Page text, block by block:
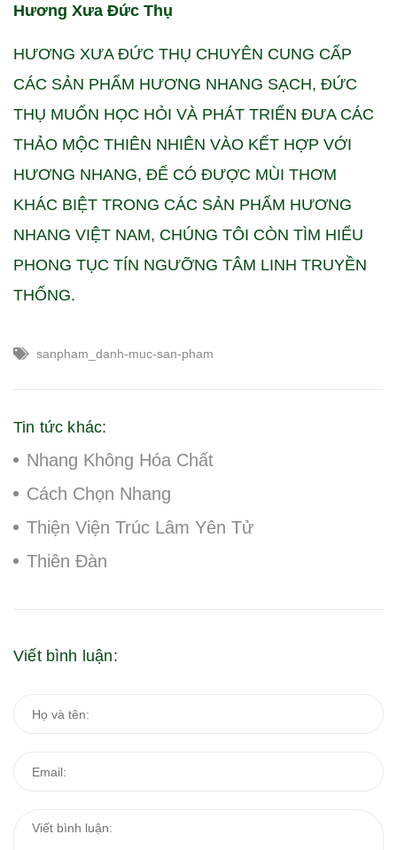
Hương Xưa Đức Thụ
HƯƠNG XƯA ĐỨC THỤ CHUYÊN CUNG CẤP
CÁC SẢN PHẨM HƯƠNG NHANG SẠCH, ĐỨC
THỤ MUỐN HỌC HỎI VÀ PHÁT TRIỂN ĐƯA CÁC
THẢO MỘC THIÊN NHIÊN VÀO KẾT HỢP VỚI
HƯƠNG NHANG, ĐỂ CÓ ĐƯỢC MÙI THƠM
KHÁC BIỆT TRONG CÁC SẢN PHẨM HƯƠNG
NHANG VIỆT NAM, CHÚNG TÔI CÒN TÌM HIỂU
PHONG TỤC TÍN NGƯỠNG TÂM LINH TRUYỀN
THỐNG.
sanpham_danh-muc-san-pham
Tin tức khác:
Nhang Không Hóa Chất
Cách Chọn Nhang
Thiện Viện Trúc Lâm Yên Tử
Thiên Đàn
Viết bình luận: